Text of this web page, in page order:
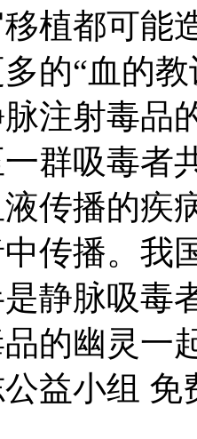
植都可能
的“血的
注射毒品
群吸毒者
传播的疾
传播。我
静脉吸毒
的幽灵一
益小组